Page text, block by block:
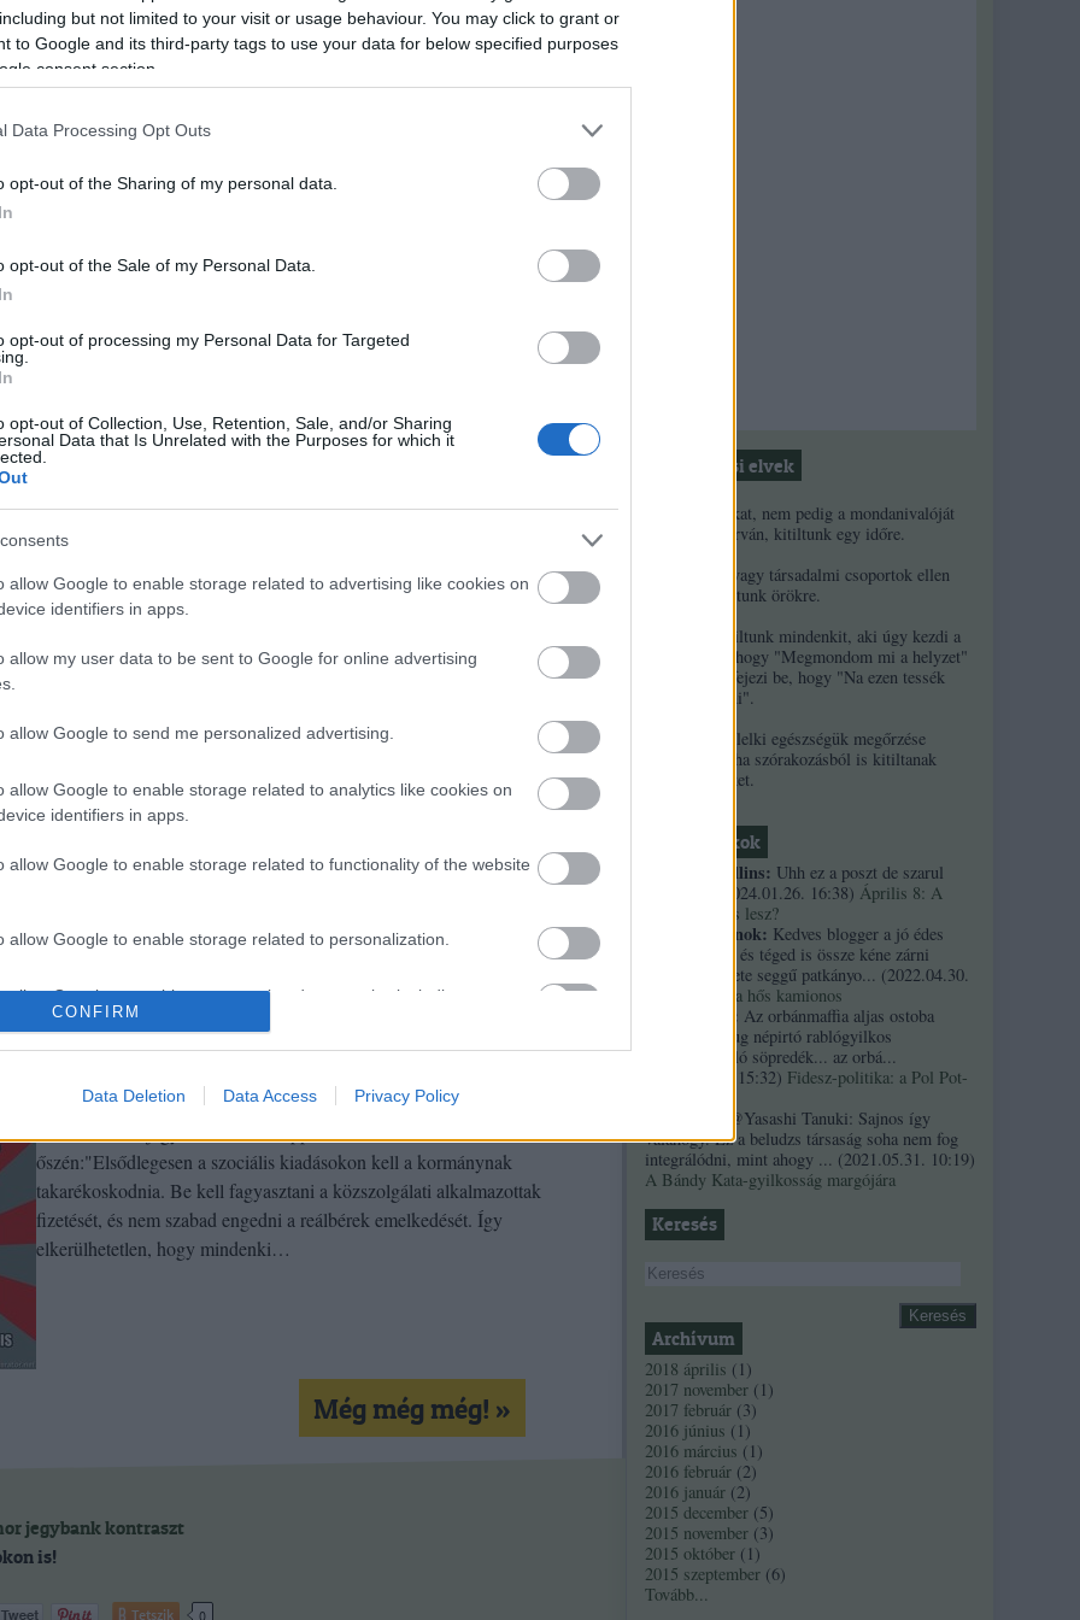
but not limited to your visit or usage behaviour. You may click to grant or
to Google and its third-party tags to use your data for below specified purposes
consent section.
Data Processing Opt Outs
opt-out of the Sharing of my personal data.
opt-out of the Sale of my Personal Data.
opt-out of processing my Personal Data for Targeted
opt-out of Collection, Use, Retention, Sale, and/or Sharing
Data that Is Unrelated with the Purposes for which it
allow Google to enable storage related to advertising like cookies on
identifiers in apps.
allow my user data to be sent to Google for online advertising
allow Google to send me personalized advertising.
allow Google to enable storage related to analytics like cookies on
identifiers in apps.
allow Google to enable storage related to functionality of the website
allow Google to enable storage related to personalization.
allow Google to enable storage related to security, including
functionality and fraud prevention, and other user protection.
CONFIRM
Data Deletion Data Access Privacy Policy
élénkítés, megszorítás,
abban egyetértett Jávorral, hogy egy túl erős egyensúlyjavítás recessziót
De a Jávor által javasolt gazdaságélénkítés sem járható út, mert ugyan rövid
de azonnali eladósodást okoz. Különben elsőre az EU is az
is!
szakad le a pofája -
őszén:"Elsődlegesen a szociális kiadásokon kell a kormánynak
takarékoskodnia. Be kell fagyasztani a közszolgálati alkalmazottak
fizetését, és nem szabad engedni a reálbérek emelkedését. Így
elkerülhetetlen, hogy mindenki…
Még még még! »
jegybankkontraszt
is!
Tetszik 0
Moderálási elvek
1. Ha a másikat, nem pedig a mondanivalóját
minősíted durván, kitiltunk egy időre.
2. Ha népek vagy társadalmi csoportok ellen
uszítasz, kitiltunk örökre.
3. Örökre kitiltunk mindenkit, aki úgy kezdi a
kommentjét, hogy "Megmondom mi a helyzet"
és/vagy úgy fejezi be, hogy "Na ezen tessék
elgondolkodni".
4. A szerzők lelki egészségük megőrzése
érdekében néha szórakozásból is kitiltanak
kommentelőket.
Friss topikok
necrophil collins: Uhh ez a poszt de szarul
2024.01.26. 16:38) Április 8: A
többség kevés lesz?
Custertábornok: Kedves blogger a jó édes
kurvaanyádat és téged is össze kéne zárni
ezekkel a fekete seggű patkányo... (2022.04.30.
Árpi, a hős kamionos
kiskutyauto: Az orbánmaffia aljas ostoba
arrogáns hazug népirtó rablógyilkos
országromboló söpredék... az orbá...
2021.10.19. 15:32) Fidesz-politika: a Pol Pot-
@Yasashi Tanuki: Sajnos így
valahogy. Ez a beludzs társaság soha nem fog
integrálódni, mint ahogy ... (2021.05.31. 10:19)
A Bándy Kata-gyilkosság margójára
Keresés
Archívum
2018 április ( 1 )
2017 november ( 1 )
2017 február (3)
2016 június ( 1 )
2016 március ( 1 )
2016 február (2)
2016 január (2)
2015 december (5)
2015 november (3)
2015 október ( 1 )
2015 szeptember (6)
Tovább...